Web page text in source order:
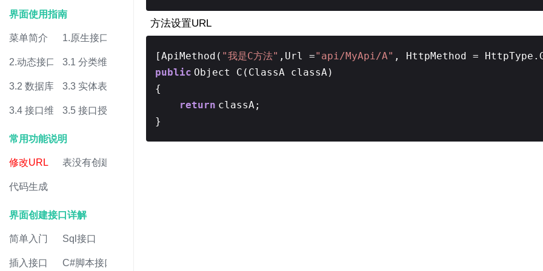
界面使用指南
菜单简介 1.原生接口
2.动态接口 3.1 分类维护
3.2 数据库维护3.3 实体表维护
3.4 接口维护3.5 接口授权
常用功能说明
修改URL 表没有创建
代码生成
界面创建接口详解
简单入门 Sql接口
插入接口 C#脚本接口
方法设置URL
[ApiMethod( "我是C方法" ,Url ="api/MyApi/A" , HttpMethod =
public Object C(ClassA classA)
{
return classA;
}